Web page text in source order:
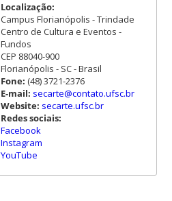
Localização:
Campus Florianópolis - Trindade
Centro de Cultura e Eventos -
Fundos
CEP 88040-900
Florianópolis - SC - Brasil
Fone: (48) 3721-2376
E-mail: secarte@contato.ufsc.br
Website: secarte.ufsc.br
Redes sociais:
Facebook
Instagram
YouTube